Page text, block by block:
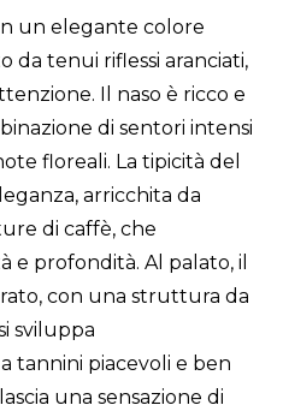
un elegante colore
da tenui riflessi aranciati,
Il naso è ricco e
di sentori intensi
floreali. La tipicità del
arricchita da
di caffè, che
e profondità. Al palato, il
con una struttura da
sviluppa
tannini piacevoli e ben
una sensazione di